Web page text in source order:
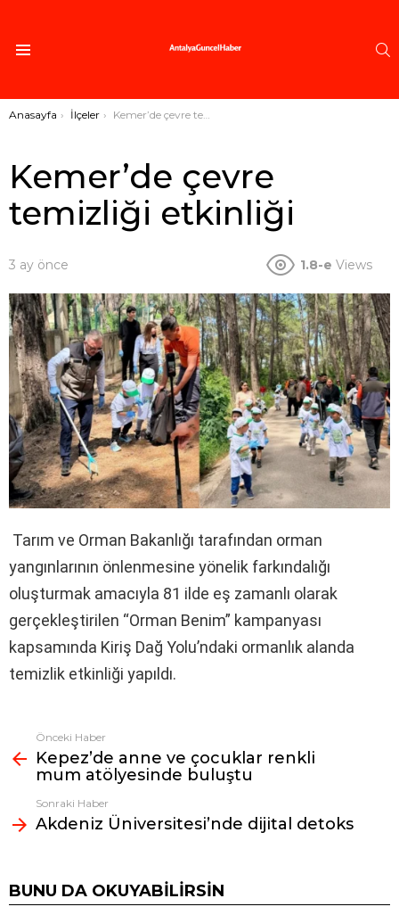
Buradasınız:
Anasayfa İlçeler Kemer’de çevre temizliği etkinliği
Kemer’de çevre
temizliği etkinliği
3 ay önce 1.8-e Views
Tarım ve Orman Bakanlığı tarafından orman
yangınlarının önlenmesine yönelik farkındalığı
oluşturmak amacıyla 81 ilde eş zamanlı olarak
gerçekleştirilen “Orman Benim” kampanyası
kapsamında Kiriş Dağ Yolu’ndaki ormanlık alanda
temizlik etkinliği yapıldı.
Fazlasına
bak
Önceki Haber
Kepez’de anne ve çocuklar renkli
mum atölyesinde buluştu
Sonraki Haber
Akdeniz Üniversitesi’nde dijital detoks
BUNU DA OKUYABILIRSIN